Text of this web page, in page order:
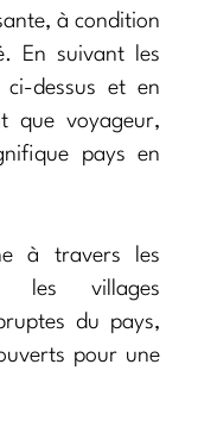
à condition
En suivant les
ci-dessus et en
que voyageur,
pays en
à travers les
les villages
du pays,
pour une